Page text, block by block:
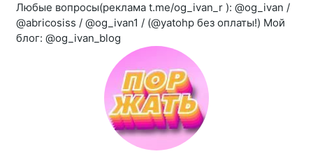
Любые вопросы(реклама t.me/og_ivan_r ): @og_ivan /
@abricosiss / @og_ivan1 / (@yatohp без оплаты!) Мой
блог: @og_ivan_blog